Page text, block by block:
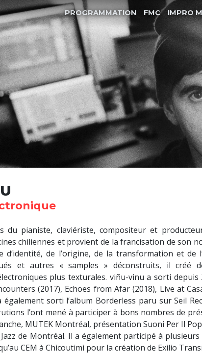
PROGRAMMATION FMC IMPRO
du pianiste, claviériste, compositeur et
chiliennes et provient de la francisation de son
d’identité, de l’origine, de la transformation et
et autres « samples » déconstruits, il créé
plus texturales. viñu-vinu a sorti
(2017), Echoes from Afar (2018), Live at
également sorti l’album Borderless paru sur Seil
l’ont mené à participer à bons nombres de
MUTEK Montréal, présentation Suoni Per Il
Jazz de Montréal. Il a également participé à
CEM à Chicoutimi pour la création de Exilio